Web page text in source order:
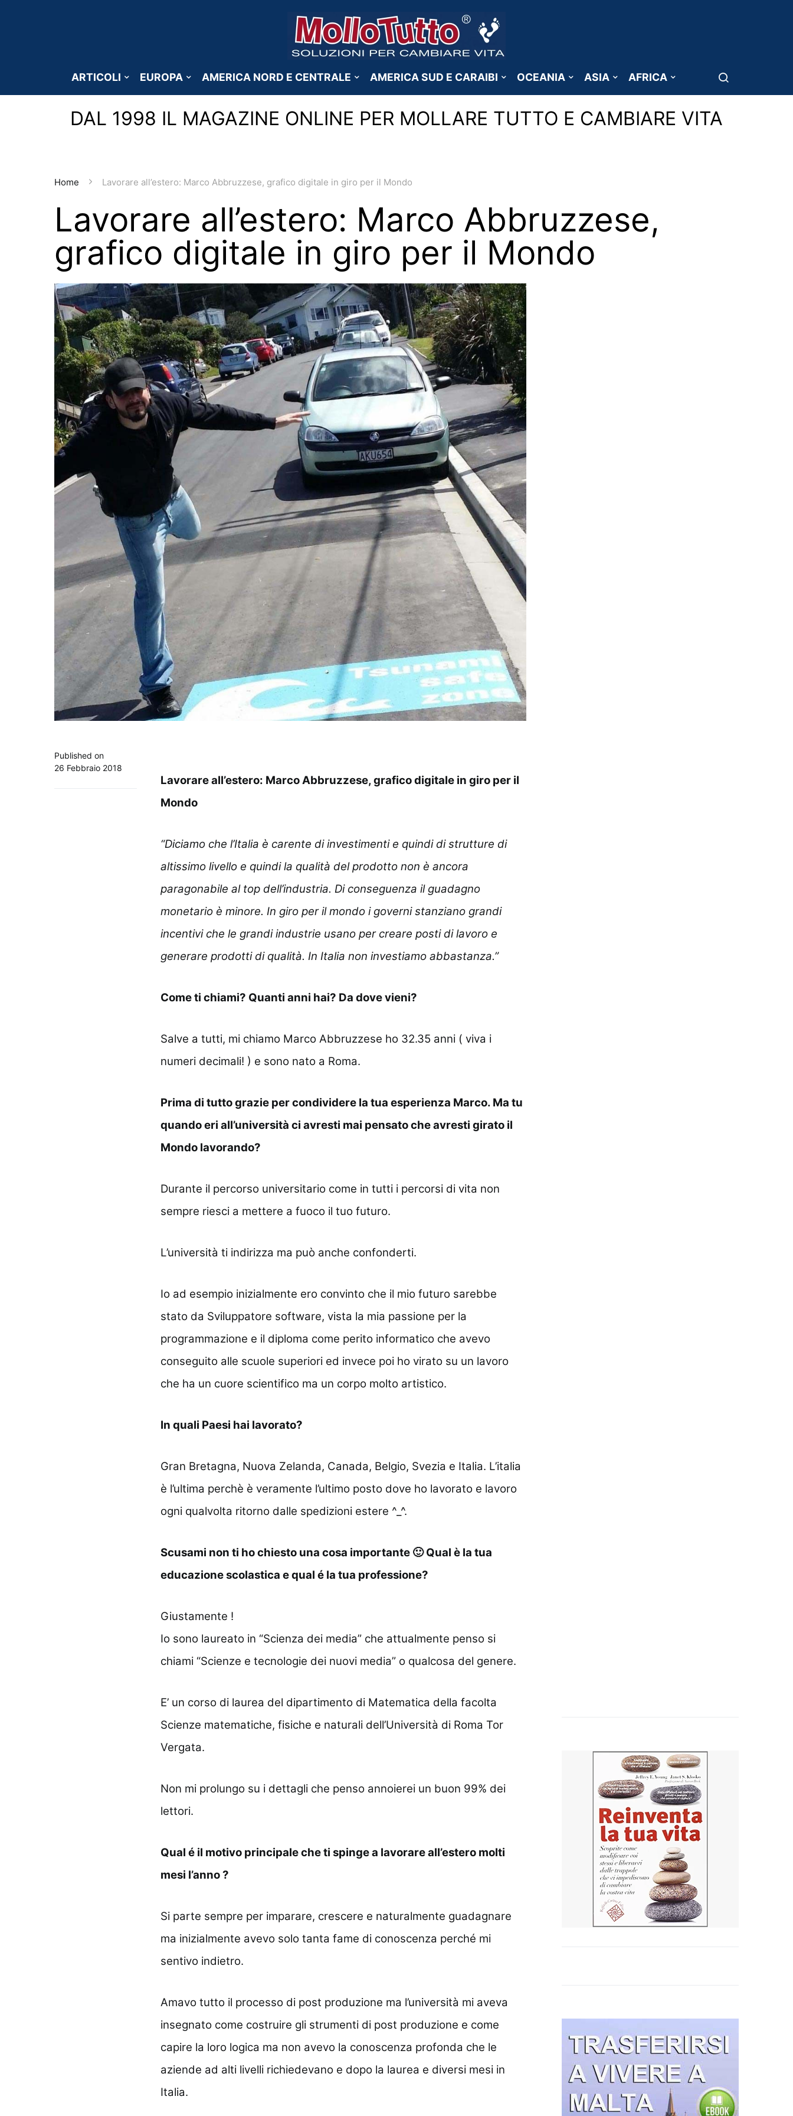
ARTICOLI EUROPA AMERICA NORD E CENTRALE AMERICA SUD E CARAIBI OCEANIA ASIA AFRICA
DAL 1998 IL MAGAZINE ONLINE PER MOLLARE TUTTO E CAMBIARE VITA
Home Lavorare all’estero: Marco Abbruzzese, grafico digitale in giro per il Mondo
Lavorare all’estero: Marco Abbruzzese,
grafico digitale in giro per il Mondo
Published on
26 Febbraio 2018
Lavorare all’estero: Marco Abbruzzese, grafico digitale in giro per il
Mondo
“Diciamo che l’Italia è carente di investimenti e quindi di strutture di
altissimo livello e quindi la qualità del prodotto non è ancora
paragonabile al top dell’industria. Di conseguenza il guadagno
monetario è minore. In giro per il mondo i governi stanziano grandi
incentivi che le grandi industrie usano per creare posti di lavoro e
generare prodotti di qualità. In Italia non investiamo abbastanza.”
Come ti chiami? Quanti anni hai? Da dove vieni?
Salve a tutti, mi chiamo Marco Abbruzzese ho 32.35 anni ( viva i
numeri decimali! ) e sono nato a Roma.
Prima di tutto grazie per condividere la tua esperienza Marco. Ma tu
quando eri all’università ci avresti mai pensato che avresti girato il
Mondo lavorando?
Durante il percorso universitario come in tutti i percorsi di vita non
sempre riesci a mettere a fuoco il tuo futuro.
L’università ti indirizza ma può anche confonderti.
Io ad esempio inizialmente ero convinto che il mio futuro sarebbe
stato da Sviluppatore software, vista la mia passione per la
programmazione e il diploma come perito informatico che avevo
conseguito alle scuole superiori ed invece poi ho virato su un lavoro
che ha un cuore scientifico ma un corpo molto artistico.
In quali Paesi hai lavorato?
Gran Bretagna, Nuova Zelanda, Canada, Belgio, Svezia e Italia. L’italia
è l’ultima perchè è veramente l’ultimo posto dove ho lavorato e lavoro
ogni qualvolta ritorno dalle spedizioni estere ^_^.
Scusami non ti ho chiesto una cosa importante 🙂 Qual è la tua
educazione scolastica e qual é la tua professione?
Giustamente !
Io sono laureato in “Scienza dei media” che attualmente penso si
chiami “Scienze e tecnologie dei nuovi media” o qualcosa del genere.
E’ un corso di laurea del dipartimento di Matematica della facolta
Scienze matematiche, fisiche e naturali dell’Università di Roma Tor
Vergata.
Non mi prolungo su i dettagli che penso annoierei un buon 99% dei
lettori.
Qual é il motivo principale che ti spinge a lavorare all’estero molti
mesi l’anno ?
Si parte sempre per imparare, crescere e naturalmente guadagnare
ma inizialmente avevo solo tanta fame di conoscenza perché mi
sentivo indietro.
Amavo tutto il processo di post produzione ma l’università mi aveva
insegnato come costruire gli strumenti di post produzione e come
capire la loro logica ma non avevo la conoscenza profonda che le
aziende ad alti livelli richiedevano e dopo la laurea e diversi mesi in
Italia.